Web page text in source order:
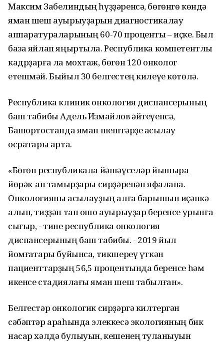
Максим Забелиндың һүҙҙәренсә, бөгөнгө көндә
яман шеш ауырыуҙарын диагностикалау
аппаратураларының 60-70 проценты – иҫке. Был
база яйлап яңыртыла. Республика компетентлы
кадрҙарға ла мохтаж, бөгөн 120 онколог
етешмәй. Быйыл 30 белгестең килеүе көтөлә.
Республика клиник онкология диспансерының
баш табибы Адель Измайлов әйтеүенсә,
Башҡортостанда яман шештәрҙе асыҡлау
осраҡтары арта.
«Бөгөн республикала йәшәүселәр йышыраҡ
йөрәк-ҡан тамырҙары сирҙәренән яфалана.
Онкологияны асыҡлауҙың алға барышын иҫәпкә
алып, тиҙҙән тап ошо ауырыуҙар беренсе урынға
сығыр, - тине республика онкология
диспансерының баш табибы. - 2019 йыл
йомғаҡтары буйынса, тикшереү үткән
пациенттарҙың 56,5 процентында беренсе һәм
икенсе стадиялағы яман шеш табылған».
Белгестәр онкологик сирҙәргә килтергән
сәбәптәр араһында элеккесә экологияның бик
насар хәлдә булыуын, кешенең туҡланыуын